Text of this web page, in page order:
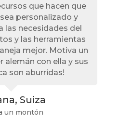
que hacen que
personalizado y
las necesidades del
y las herramientas
mejor. Motiva un
alemán con ella y sus
son aburridas!
Suiza
un montón